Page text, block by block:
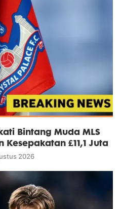
Bintang Muda MLS
£11,1 Juta
2026